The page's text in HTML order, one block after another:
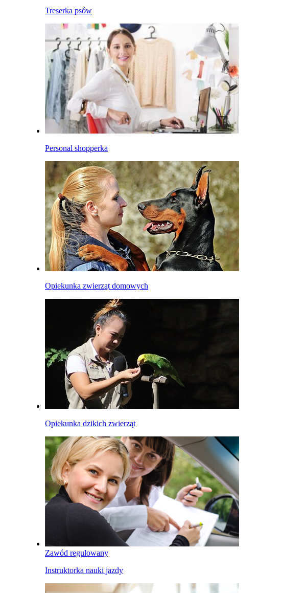
Treserka psów
Personal shopperka
Opiekunka zwierząt domowych
Opiekunka dzikich zwierząt
Zawód regulowany
Instruktorka nauki jazdy